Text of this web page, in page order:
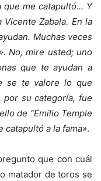
que me catapultó… Y
Zabala. En la
Muchas veces
No, mire usted; uno
que te ayudan a
se te valore lo que
por su categoría, fue
de “Emilio Temple
catapultó a la fama».
que con cuál
matador de toros se